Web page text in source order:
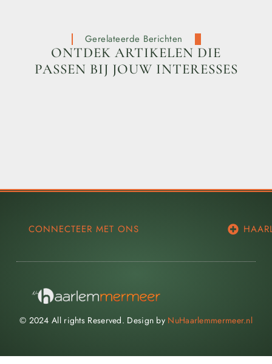
Gerelateerde Berichten
ONTDEK ARTIKELEN DIE
PASSEN BIJ JOUW INTERESSES
CONNECTEER MET ONS
© 2024 All rights Reserved. Design by NuHaarlemmermeer.nl